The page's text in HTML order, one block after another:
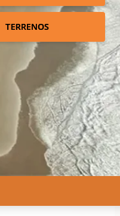
TERRENOS